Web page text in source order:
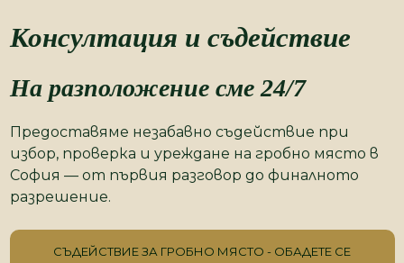
Консултация и съдействие
На разположение сме 24/7
Предоставяме незабавно съдействие при
избор, проверка и уреждане на гробно място в
София — от първия разговор до финалното
разрешение.
СЪДЕЙСТВИЕ ЗА ГРОБНО МЯСТО - ОБАДЕТЕ СЕ